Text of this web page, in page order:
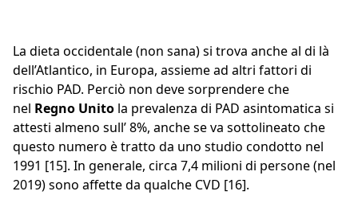
La dieta occidentale (non sana) si trova anche al di là
dell’Atlantico, in Europa, assieme ad altri fattori di
rischio PAD. Perciò non deve sorprendere che
nel Regno Unito la prevalenza di PAD asintomatica si
attesti almeno sull’ 8%, anche se va sottolineato che
questo numero è tratto da uno studio condotto nel
1991 [15]. In generale, circa 7,4 milioni di persone (nel
2019) sono affette da qualche CVD [16].